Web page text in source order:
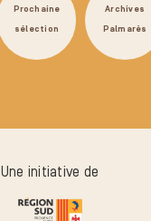
Prochaine
sélection
Archives
Palmarès
Une initiative de